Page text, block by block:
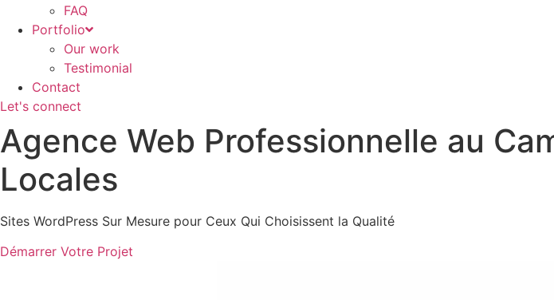
FAQ
Portfolio
Our work
Testimonial
Contact
Let's connect
Agence Web Professionnelle au
Locales
Sites WordPress Sur Mesure pour Ceux Qui Choisissent la Qualité
Démarrer Votre Projet